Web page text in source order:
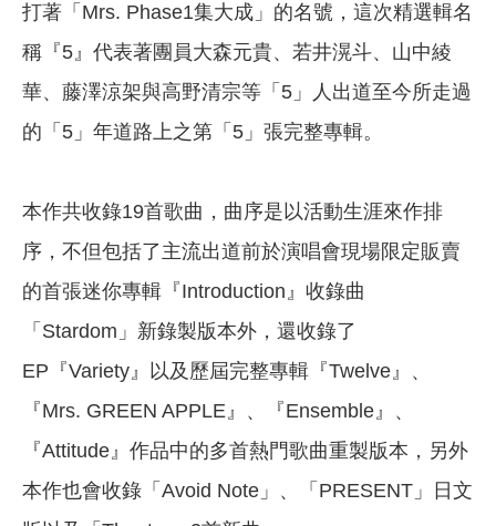
打著「Mrs. Phase1集大成」的名號，這次精選輯名
稱『5』代表著團員大森元貴、若井滉斗、山中綾
華、藤澤涼架與高野清宗等「5」人出道至今所走過
的「5」年道路上之第「5」張完整專輯。
本作共收錄19首歌曲，曲序是以活動生涯來作排
序，不但包括了主流出道前於演唱會現場限定販賣
的首張迷你專輯『Introduction』收錄曲
「Stardom」新錄製版本外，還收錄了
EP『Variety』以及歷屆完整專輯『Twelve』、
『Mrs. GREEN APPLE』、『Ensemble』、
『Attitude』作品中的多首熱門歌曲重製版本，另外
本作也會收錄「Avoid Note」、「PRESENT」日文